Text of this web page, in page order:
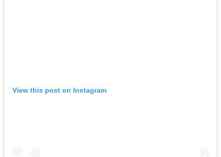
View this post on Instagram